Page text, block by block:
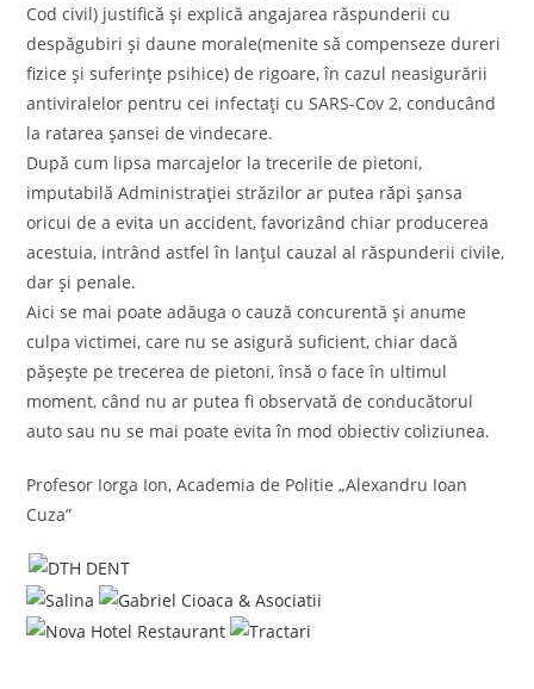
Cod civil) justifică și explică angajarea răspunderii cu
despăgubiri și daune morale(menite să compenseze dureri
fizice și suferințe psihice) de rigoare, în cazul neasigurării
antiviralelor pentru cei infectați cu SARS-Cov 2, conducând
la ratarea șansei de vindecare.
După cum lipsa marcajelor la trecerile de pietoni,
imputabilă Administrației străzilor ar putea răpi șansa
oricui de a evita un accident, favorizând chiar producerea
acestuia, intrând astfel în lanțul cauzal al răspunderii civile,
dar și penale.
Aici se mai poate adăuga o cauză concurentă și anume
culpa victimei, care nu se asigură suficient, chiar dacă
pășește pe trecerea de pietoni, însă o face în ultimul
moment, când nu ar putea fi observată de conducătorul
auto sau nu se mai poate evita în mod obiectiv coliziunea.
Profesor Iorga Ion, Academia de Politie „Alexandru Ioan
Cuza”